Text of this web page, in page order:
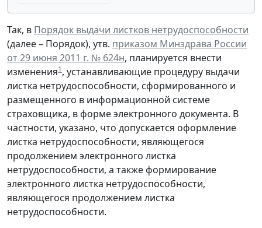
Так, в Порядок выдачи листков нетрудоспособности
(далее – Порядок), утв. приказом Минздрава России
от 29 июня 2011 г. № 624н, планируется внести
изменения1, устанавливающие процедуру выдачи
листка нетрудоспособности, сформированного и
размещенного в информационной системе
страховщика, в форме электронного документа. В
частности, указано, что допускается оформление
листка нетрудоспособности, являющегося
продолжением электронного листка
нетрудоспособности, а также формирование
электронного листка нетрудоспособности,
являющегося продолжением листка
нетрудоспособности.